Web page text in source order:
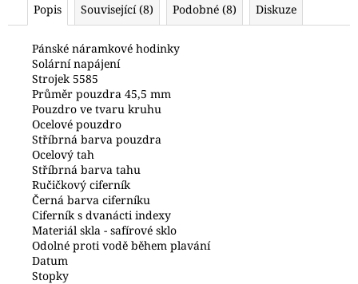
Popis Související (8) Podobné (8) Diskuze
Pánské náramkové hodinky
Solární napájení
Strojek 5585
Průměr pouzdra 45,5 mm
Pouzdro ve tvaru kruhu
Ocelové pouzdro
Stříbrná barva pouzdra
Ocelový tah
Stříbrná barva tahu
Ručičkový ciferník
Černá barva ciferníku
Ciferník s dvanácti indexy
Materiál skla - safírové sklo
Odolné proti vodě během plavání
Datum
Stopky
j
POLICE
PEWJK2003440
600
Kč